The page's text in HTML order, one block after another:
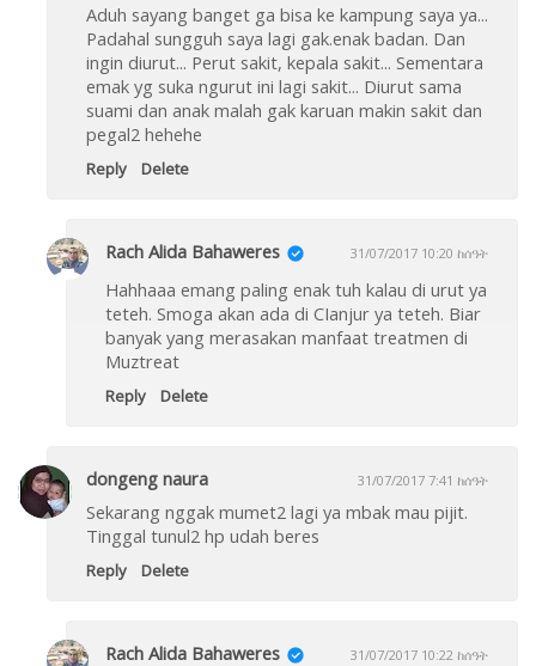
Aduh sayang banget ga bisa ke kampung saya ya...
Padahal sungguh saya lagi gak.enak badan. Dan
ingin diurut... Perut sakit, kepala sakit... Sementara
emak yg suka ngurut ini lagi sakit... Diurut sama
suami dan anak malah gak karuan makin sakit dan
pegal2 hehehe
Reply Delete
Rach Alida Bahaweres 31/07/2017 10:20 ከሰዓት
Hahhaaa emang paling enak tuh kalau di urut ya
teteh. Smoga akan ada di CIanjur ya teteh. Biar
banyak yang merasakan manfaat treatmen di
Muztreat
Reply Delete
dongeng naura 31/07/2017 7:41 ከሰዓት
Sekarang nggak mumet2 lagi ya mbak mau pijit.
Tinggal tunul2 hp udah beres
Reply Delete
Rach Alida Bahaweres 31/07/2017 10:22 ከሰዓት